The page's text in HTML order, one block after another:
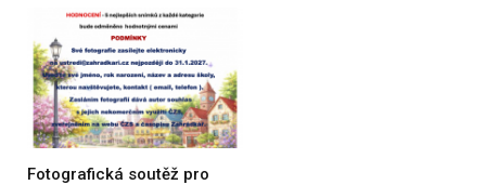
Fotografická soutěž pro